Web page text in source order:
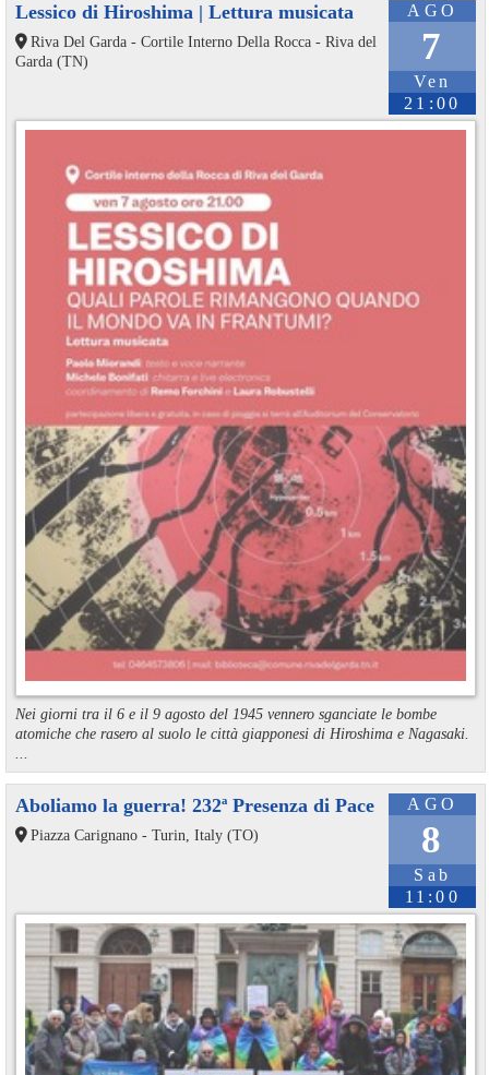
AGO
7
Ven
21:00
Lessico di Hiroshima | Lettura musicata
Riva Del Garda - Cortile Interno Della Rocca - Riva del
Garda (TN)
Nei giorni tra il 6 e il 9 agosto del 1945 vennero sganciate le bombe
atomiche che rasero al suolo le città giapponesi di Hiroshima e Nagasaki.
AGO
8
Sab
11:00
Aboliamo la guerra! 232ª Presenza di Pace
Piazza Carignano - Turin, Italy (TO)